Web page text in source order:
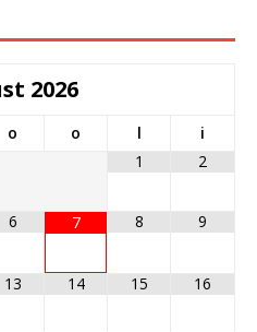
2026
o o l
i
1
2
6 7 8 9
13 14 15 16